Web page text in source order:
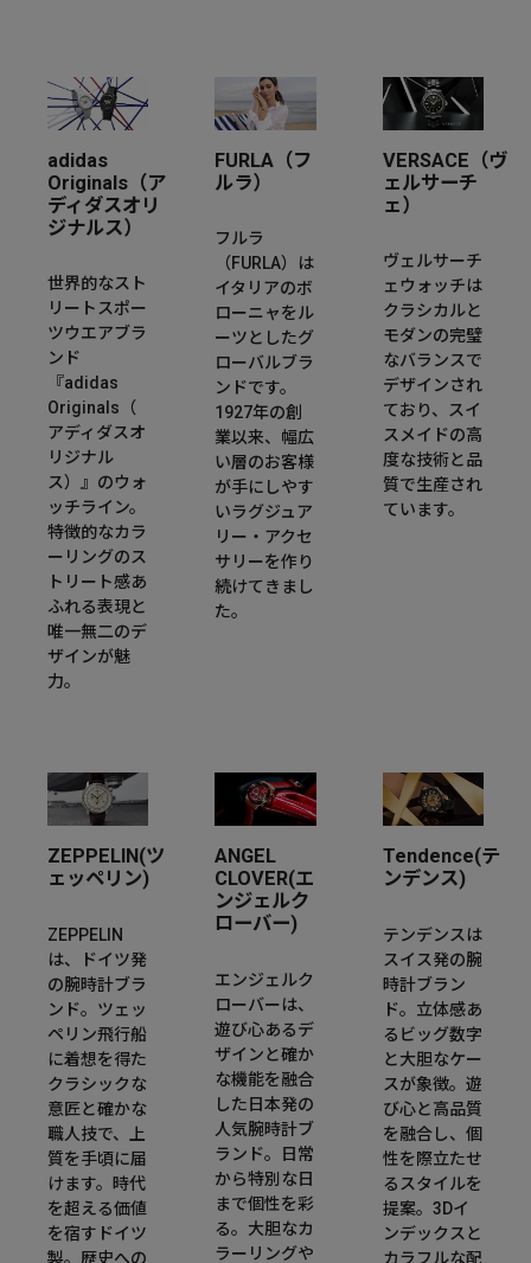
adidas
Originals（ア
ディダスオリ
ジナルス）
世界的なスト
リートスポー
ツウエアブラ
ンド
『adidas
Originals（
アディダスオ
リジナル
ス）』のウォ
ッチライン。
特徴的なカラ
ーリングのス
トリート感あ
ふれる表現と
唯一無二のデ
ザインが魅
力。
FURLA（フ
ルラ）
フルラ
（FURLA）は
イタリアのボ
ローニャをル
ーツとしたグ
ローバルブラ
ンドです。
1927年の創
業以来、幅広
い層のお客様
が手にしやす
いラグジュア
リー・アクセ
サリーを作り
続けてきまし
た。
VERSACE（ヴ
ェルサーチ
ェ）
ヴェルサーチ
ェウォッチは
クラシカルと
モダンの完璧
なバランスで
デザインされ
ており、スイ
スメイドの高
度な技術と品
質で生産され
ています。​
ZEPPELIN(ツ
ェッペリン)
ZEPPELIN
は、ドイツ発
の腕時計ブラ
ンド。ツェッ
ペリン飛行船
に着想を得た
クラシックな
意匠と確かな
職人技で、上
質を手頃に届
けます。時代
を超える価値
を宿すドイツ
製。歴史への
ANGEL
CLOVER(エ
ンジェルク
ローバー)
エンジェルク
ローバーは、
遊び心あるデ
ザインと確か
な機能を融合
した日本発の
人気腕時計ブ
ランド。日常
から特別な日
まで個性を彩
る。大胆なカ
ラーリングや
Tendence(テ
ンデンス)
テンデンスは
スイス発の腕
時計ブラン
ド。立体感あ
るビッグ数字
と大胆なケー
スが象徴。遊
び心と高品質
を融合し、個
性を際立たせ
るスタイルを
提案。3Dイ
ンデックスと
カラフルな配